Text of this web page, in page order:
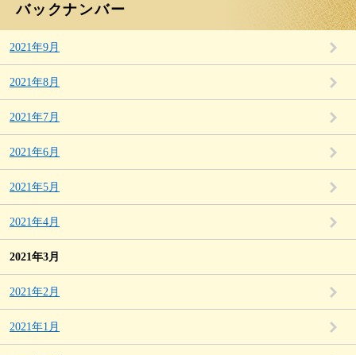
バックナンバー
2021年9月
2021年8月
2021年7月
2021年6月
2021年5月
2021年4月
2021年3月
2021年2月
2021年1月